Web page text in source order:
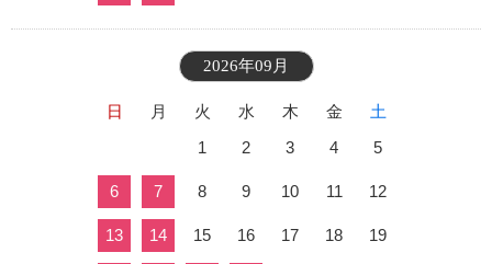
2026年09月
日 月 火 水 木 金
土
1
2 3 4 5
6 7 8 9 10 11 12
13 14 15 16 17 18 19